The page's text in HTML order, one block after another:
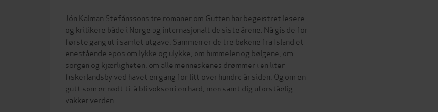
Jón Kalman Stefánssons tre romaner om Gutten har begeistret lesere
og kritikere både i Norge og internasjonalt de siste årene. Nå gis de for
første gang ut i samlet utgave. Sammen er de tre bøkene fra Island et
enestående epos om lykke og ulykke, om himmelen og bølgene, om
sorgen og kjærligheten, om alle menneskenes drømmer i en liten
fiskerlandsby ved havet en gang for litt over hundre år siden. Og om en
gutt som er nødt til å bli voksen i en hard, men samtidig uforståelig